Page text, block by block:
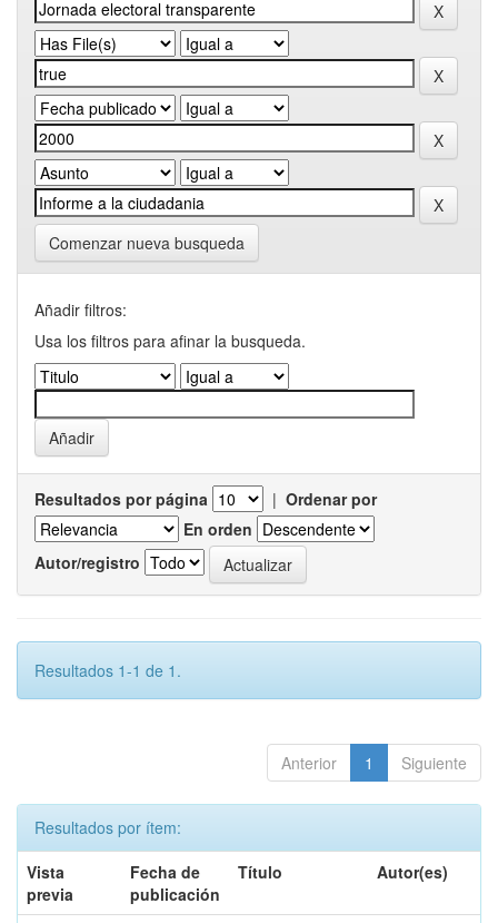
Comenzar nueva busqueda
Añadir filtros:
Usa los filtros para afinar la busqueda.
Resultados por página | Ordenar por
En orden
Autor/registro
Resultados 1-1 de 1.
Anterior 1 Siguiente
Resultados por ítem:
Vista
previa
Fecha de
publicación
Título Autor(es)